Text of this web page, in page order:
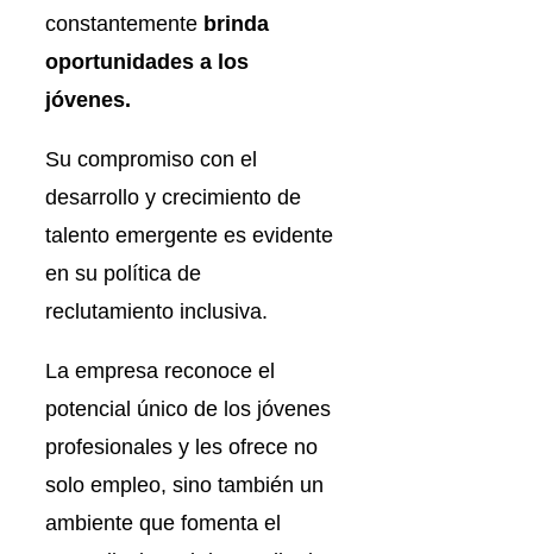
constantemente brinda
oportunidades a los
jóvenes.
Su compromiso con el
desarrollo y crecimiento de
talento emergente es evidente
en su política de
reclutamiento inclusiva.
La empresa reconoce el
potencial único de los jóvenes
profesionales y les ofrece no
solo empleo, sino también un
ambiente que fomenta el